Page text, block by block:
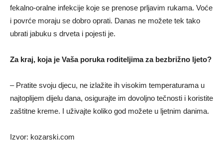
fekalno-oralne infekcije koje se prenose prlјavim rukama. Voće
i povrće moraju se dobro oprati. Danas ne možete tek tako
ubrati jabuku s drveta i pojesti je.
Za kraj, koja je Vaša poruka roditelјimaza bezbrižno lјeto?
– Pratite svoju djecu, ne izlažite ih visokim temperaturama u
najtoplijem dijelu dana, osigurajte im dovolјno tečnosti i koristite
zaštitne kreme. I uživajte koliko god možete u lјetnim danima.
Izvor: kozarski.com